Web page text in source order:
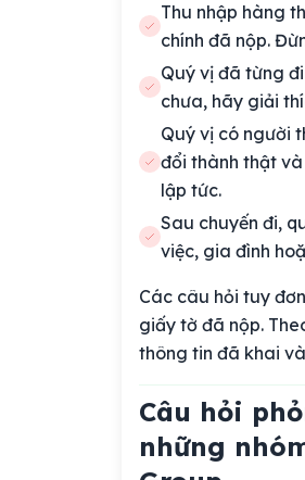
Thu nhập hàng
chính đã nộp.
Quý vị đã từng
chưa, hãy giải
Quý vị có người
đổi thành thật
lập tức.
Sau chuyến đi,
việc, gia đình
Các câu hỏi tuy
giấy tờ đã nộp.
thông tin đã khai
Câu hỏi
những